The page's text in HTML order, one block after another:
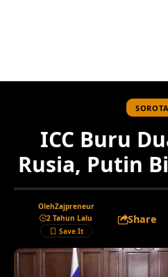
ICC Buru
Rusia, Putin
OlehZajpreneur
2 Tahun Lalu
Share